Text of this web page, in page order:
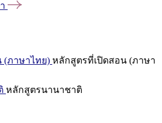
(ภาษาไทย) หลักสูตรที่เปิดสอน (ภาษา
หลักสูตรนานาชาติ